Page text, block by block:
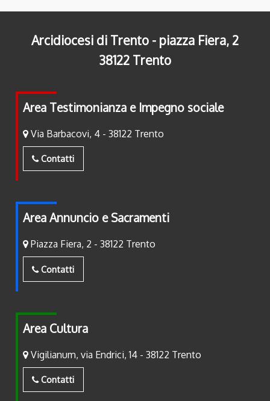
Arcidiocesi di Trento - piazza Fiera, 2
38122 Trento
Area Testimonianza e Impegno sociale
Via Barbacovi, 4 - 38122 Trento
Contatti
Area Annuncio e Sacramenti
Piazza Fiera, 2 - 38122 Trento
Contatti
Area Cultura
Vigilianum, via Endrici, 14 - 38122 Trento
Contatti